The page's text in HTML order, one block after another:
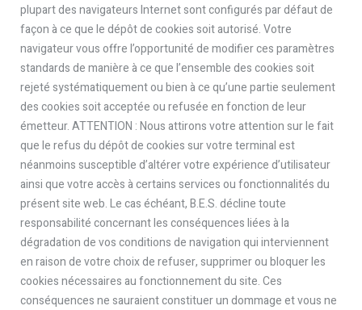
plupart des navigateurs Internet sont configurés par défaut de
façon à ce que le dépôt de cookies soit autorisé. Votre
navigateur vous offre l’opportunité de modifier ces paramètres
standards de manière à ce que l’ensemble des cookies soit
rejeté systématiquement ou bien à ce qu’une partie seulement
des cookies soit acceptée ou refusée en fonction de leur
émetteur. ATTENTION : Nous attirons votre attention sur le fait
que le refus du dépôt de cookies sur votre terminal est
néanmoins susceptible d’altérer votre expérience d’utilisateur
ainsi que votre accès à certains services ou fonctionnalités du
présent site web. Le cas échéant, B.E.S. décline toute
responsabilité concernant les conséquences liées à la
dégradation de vos conditions de navigation qui interviennent
en raison de votre choix de refuser, supprimer ou bloquer les
cookies nécessaires au fonctionnement du site. Ces
conséquences ne sauraient constituer un dommage et vous ne